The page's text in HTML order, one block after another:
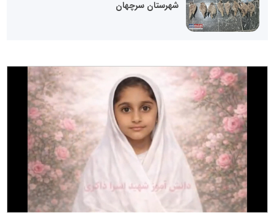
شهرستان سرچهان